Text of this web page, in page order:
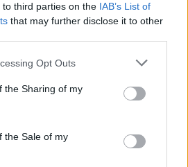
third parties on the IAB’s List of
that may further disclose it to other
Opt Outs
the Sharing of my
the Sale of my